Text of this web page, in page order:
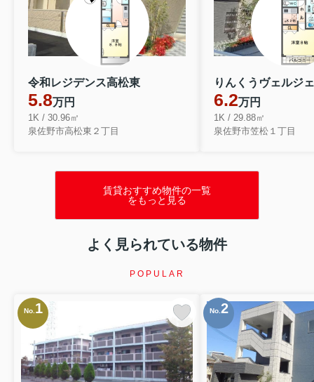
令和レジデンス高松東
5.8万円
1K / 30.96㎡
泉佐野市高松東２丁目
りんくうヴェルジェ
6.2万円
1K / 29.88㎡
泉佐野市笠松１丁目
賃貸おすすめ物件の一覧
をもっと見る
よく見られている物件
POPULAR
No. 1 No. 2